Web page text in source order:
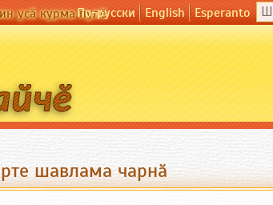
усӑ курма пулӗПо-русски English Esperanto
шавлама чарнӑ